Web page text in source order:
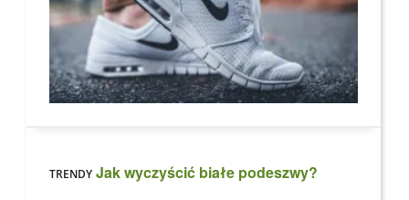
TRENDY Jak wyczyścić białe podeszwy?